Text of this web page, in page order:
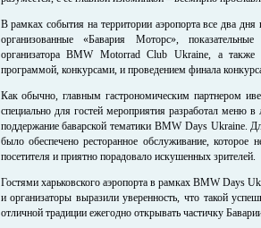
В рамках события на территории аэропорта все два
организованные «Бавария Моторс»,
организатора BMW Motorrad Club Ukraine, а
программой, конкурсами, и проведением финала
Как обычно, главным гастрономическим партнером
специально для гостей мероприятия разработал меню
поддержание баварской тематики BMW Days Ukraine.
было обеспечено ресторанное обслуживание,
посетителя и приятно порадовало искушенных зрителей.
Гостями харьковского аэропорта в рамках BMW Days
и организаторы выразили уверенность, что такой
отличной традиции ежегодно открывать частичку